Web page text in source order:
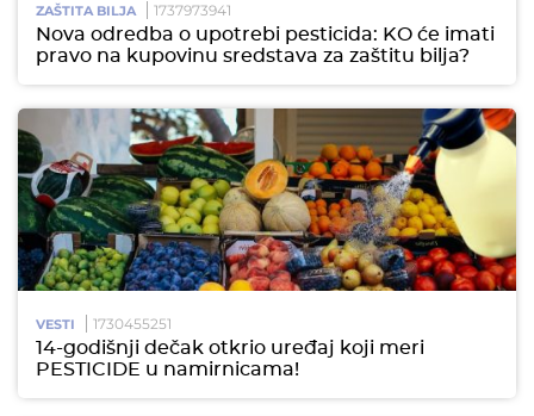
ZAŠTITA BILJA 1737973941
Nova odredba o upotrebi pesticida: KO će imati
pravo na kupovinu sredstava za zaštitu bilja?
VESTI 1730455251
14-godišnji dečak otkrio uređaj koji meri
PESTICIDE u namirnicama!